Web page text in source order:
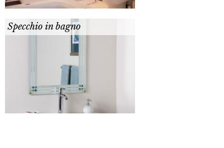
Specchio in bagno